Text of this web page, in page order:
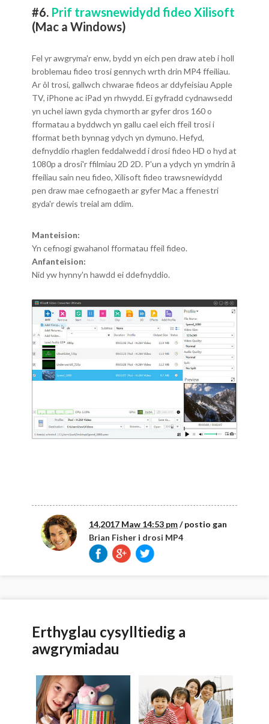
#6. Prif trawsnewidydd fideo Xilisoft
(Mac a Windows)
Fel yr awgryma'r enw, bydd yn eich pen draw ateb i holl
broblemau fideo trosi gennych wrth drin MP4 ffeiliau.
Ar ôl trosi, gallwch chwarae fideos ar ddyfeisiau Apple
TV, iPhone ac iPad yn rhwydd. Ei gyfradd cydnawsedd
yn uchel iawn gyda chymorth ar gyfer dros 160 o
fformatau a byddwch yn gallu cael eich ffeil trosi i
fformat beth bynnag ydych yn dymuno. Hefyd,
defnyddio rhaglen feddalwedd i drosi fideo HD o hyd at
1080p a drosi'r ffilmiau 2D 2D. P'un a ydych yn ymdrin â
ffeiliau sain neu fideo, Xilisoft fideo trawsnewidydd
pen draw mae cefnogaeth ar gyfer Mac a ffenestri
gyda'r dewis treial am ddim.
Manteision:
Yn cefnogi gwahanol fformatau ffeil fideo.
Anfanteision:
Nid yw hynny'n hawdd ei ddefnyddio.
14,2017 Maw 14:53 pm/ postio gan
Brian Fisher i drosi MP4
Erthyglau cysylltiedig a
awgrymiadau